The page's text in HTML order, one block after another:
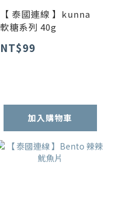
【 泰國連線 】kunna
軟糖系列 40g
NT$99
加入購物車